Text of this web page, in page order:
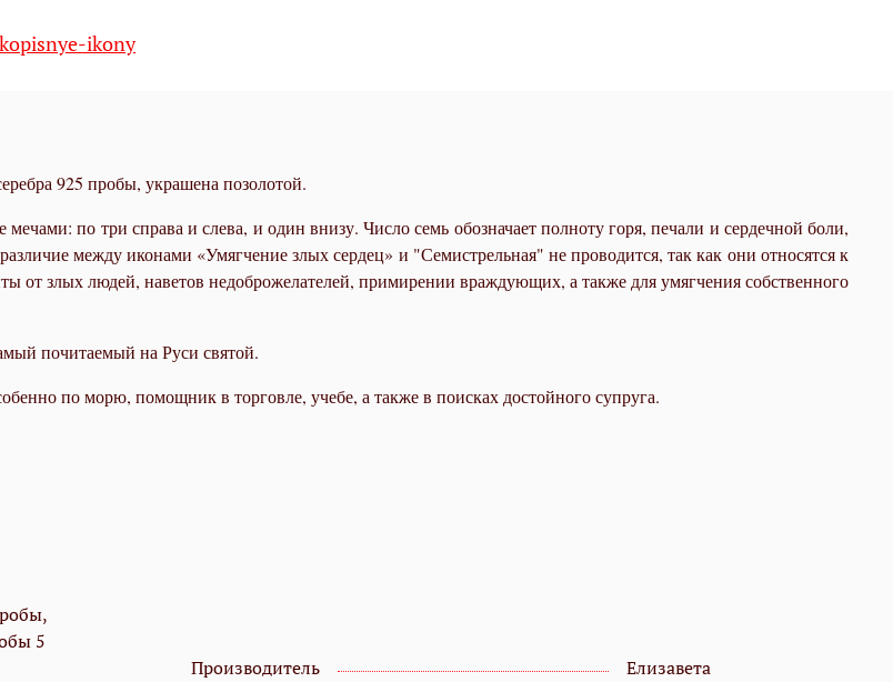
ikony
925 пробы, украшена позолотой.
по три справа и слева, и один внизу. Число семь обозначает полноту горя, печали и сердечной боли,
между иконами «Умягчение злых сердец» и "Семистрельная" не проводится, так как они относятся к
от злых людей, наветов недоброжелателей, примирении враждующих, а также для умягчения собственного
почитаемый на Руси святой.
по морю, помощник в торговле, учебе, а также в поисках достойного супруга.
5
Производитель Елизавета